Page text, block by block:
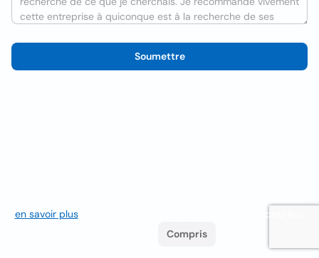
Soumettre
en savoir plus. Si vous continuez à naviguer, vous acceptez leur
Compris